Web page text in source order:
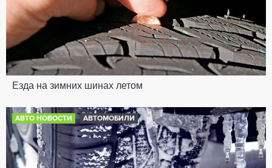
Езда на зимних шинах летом
АВТО НОВОСТИ АВТОМОБИЛИ